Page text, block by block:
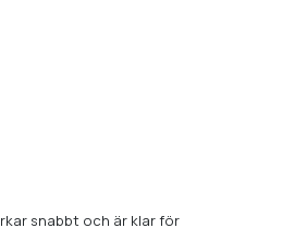
snabbt och är klar för